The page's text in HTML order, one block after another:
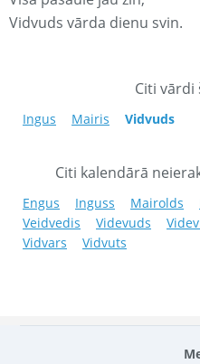
Vidvuds vārda dienu svin.
Citi vārdi
Ingus Mairis Vidvuds
Citi kalendārā
Engus Inguss Mairolds
Veidvedis
Videvuds
Vidvars
Vidvuts